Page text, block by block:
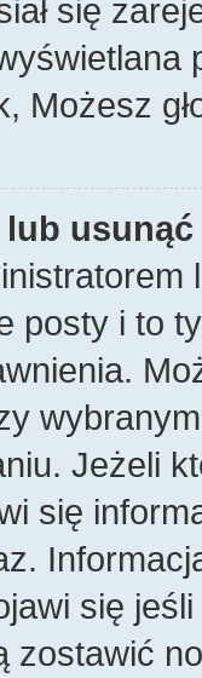
się
Możesz
posty i to
Jeżeli
się
się
zostawić